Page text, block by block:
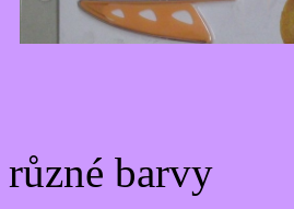
různé barvy